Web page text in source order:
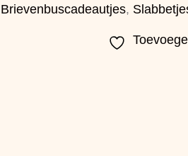
Brievenbuscadeautjes,